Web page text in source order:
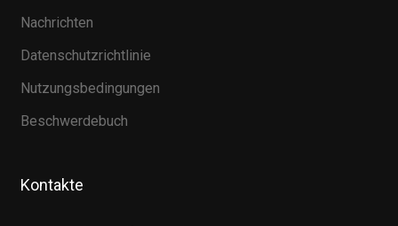
Nachrichten
Datenschutzrichtlinie
Nutzungsbedingungen
Beschwerdebuch
Kontakte